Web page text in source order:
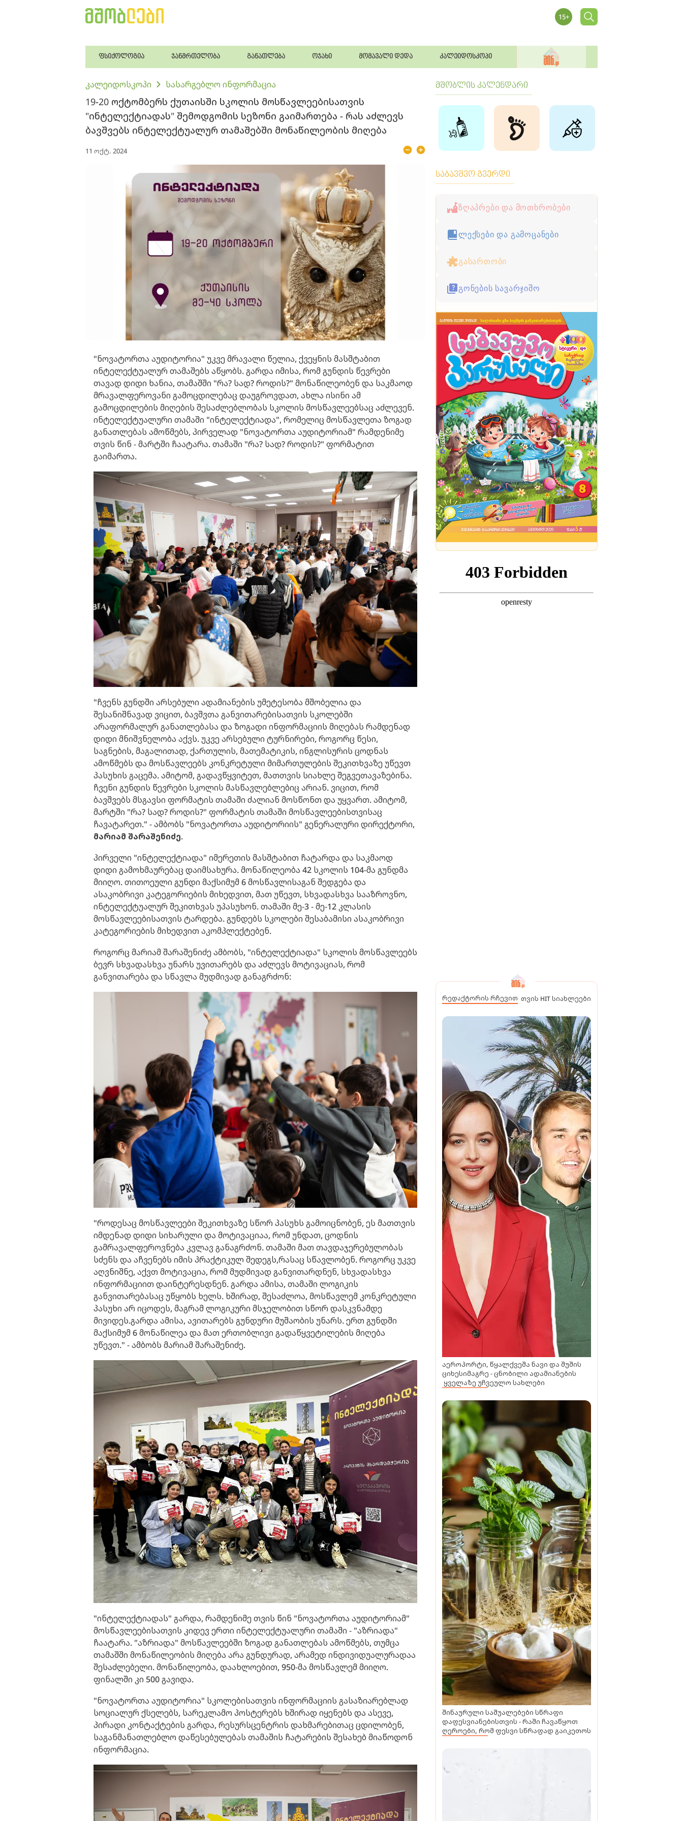
ფსიქოლოგია ჯანმრთელობა განათლება ოჯახი მომავალი დედა კალეიდოსკოპი
კალეიდოსკოპი სასარგებლო ინფორმაცია
19-20 ოქტომბერს ქუთაისში სკოლის მოსწავლეებისათვის
"ინტელექტიადას" შემოდგომის სეზონი გაიმართება - რას აძლევს
ბავშვებს ინტელექტუალურ თამაშებში მონაწილეობის მიღება
11 ოქტ. 2024
"ნოვატორთა აუდიტორია" უკვე მრავალი წელია, ქვეყნის მასშტაბით
ინტელექტუალურ თამაშებს აწყობს. გარდა იმისა, რომ გუნდის წევრები
თავად დიდი ხანია, თამაშში "რა? სად? როდის?" მონაწილეობენ და საკმაოდ
მრავალფეროვანი გამოცდილებაც დაუგროვდათ, ახლა ისინი ამ
გამოცდილების მიღების შესაძლებლობას სკოლის მოსწავლეებსაც აძლევენ.
ინტელექტუალური თამაში "ინტელექტიადა", რომელიც მოსწავლეთა ზოგად
განათლებას ამოწმებს, პირველად "ნოვატორთა აუდიტორიამ" რამდენიმე
თვის წინ - მარტში ჩაატარა. თამაში "რა? სად? როდის?" ფორმატით
გაიმართა.
"ჩვენს გუნდში არსებული ადამიანების უმეტესობა მშობელია და
შესანიშნავად ვიცით, ბავშვთა განვითარებისათვის სკოლებში
არაფორმალურ განათლებასა და ზოგადი ინფორმაციის მიღებას რამდენად
დიდი მნიშვნელობა აქვს. უკვე არსებული ტურნირები, როგორც წესი,
საგნების, მაგალითად, ქართულის, მათემატიკის, ინგლისურის ცოდნას
ამოწმებს და მოსწავლეებს კონკრეტული მიმართულების შეკითხვაზე უწევთ
პასუხის გაცემა. ამიტომ, გადავწყვიტეთ, მათთვის სიახლე შეგვეთავაზებინა.
ჩვენი გუნდის წევრები სკოლის მასწავლებლებიც არიან. ვიცით, რომ
ბავშვებს მსგავსი ფორმატის თამაში ძალიან მოსწონთ და უყვართ. ამიტომ,
მარტში "რა? სად? როდის?" ფორმატის თამაში მოსწავლეებისთვისაც
ჩავატარეთ." - ამბობს "ნოვატორთა აუდიტორიის" გენერალური დირექტორი,
მარიამ შარაშენიძე.
პირველი "ინტელექტიადა" იმერეთის მასშტაბით ჩატარდა და საკმაოდ
დიდი გამოხმაურებაც დაიმსახურა. მონაწილეობა 42 სკოლის 104-მა გუნდმა
მიიღო. თითოეული გუნდი მაქსიმუმ 6 მოსწავლისაგან შედგება და
ასაკობრივი კატეგორიების მიხედვით, მათ უწევთ, სხვადასხვა სააზროვნო,
ინტელექტუალურ შეკითხვას უპასუხონ. თამაში მე-3 - მე-12 კლასის
მოსწავლეებისათვის ტარდება. გუნდებს სკოლები შესაბამისი ასაკობრივი
კატეგორიების მიხედვით აკომპლექტებენ.
როგორც მარიამ შარაშენიძე ამბობს, "ინტელექტიადა" სკოლის მოსწავლეებს
ბევრ სხვადასხვა უნარს უვითარებს და აძლევს მოტივაციას, რომ
განვითარება და სწავლა მუდმივად განაგრძონ:
"როდესაც მოსწავლეები შეკითხვაზე სწორ პასუხს გამოიცნობენ, ეს მათთვის
იმდენად დიდი სიხარული და მოტივაციაა, რომ უნდათ, ცოდნის
გამრავალფეროვნება კვლავ განაგრძონ. თამაში მათ თავდაჯერებულობას
სძენს და აჩვენებს იმის პრაქტიკულ შედეგს,რასაც სწავლობენ. როგორც უკვე
აღვნიშნე, აქვთ მოტივაცია, რომ მუდმივად განვითარდნენ, სხვადასხვა
ინფორმაციით დაინტერესდნენ. გარდა ამისა, თამაში ლოგიკის
განვითარებასაც უწყობს ხელს. ხშირად, შესაძლოა, მოსწავლემ კონკრეტული
პასუხი არ იცოდეს, მაგრამ ლოგიკური მსჯელობით სწორ დასკვნამდე
მივიდეს.გარდა ამისა, ავითარებს გუნდური მუშაობის უნარს. ერთ გუნდში
მაქსიმუმ 6 მონაწილეა და მათ ერთობლივი გადაწყვეტილების მიღება
უწევთ." - ამბობს მარიამ შარაშენიძე.
"ინტელექტიადას" გარდა, რამდენიმე თვის წინ "ნოვატორთა აუდიტორიამ"
მოსწავლეებისათვის კიდევ ერთი ინტელექტუალური თამაში - "აზრიადა"
ჩაატარა. "აზრიადა" მოსწავლეებში ზოგად განათლებას ამოწმებს, თუმცა
თამაშში მონაწილეობის მიღება არა გუნდურად, არამედ ინდივიდუალურადაა
შესაძლებელი. მონაწილეობა, დაახლოებით, 950-მა მოსწავლემ მიიღო.
ფინალში კი 500 გავიდა.
"ნოვატორთა აუდიტორია" სკოლებისათვის ინფორმაციის გასაზიარებლად
სოციალურ ქსელებს, სარეკლამო პოსტერებს ხშირად იყენებს და ასევე,
პირადი კონტაქტების გარდა, რესურსცენტრის დახმარებითაც ცდილობენ,
საგანმანათლებლო დაწესებულებას თამაშის ჩატარების შესახებ მიაწოდონ
ინფორმაცია.
მშობლის კალენდარი
საბავშვო გვერდი
ზღაპრები და მოთხრობები
ლექსები და გამოცანები
გასართობი
გონების სავარჯიშო
რედაქტორის რჩევით თვის HIT სიახლეები
აეროპორტი, წყალქვეშა ნავი და შუშის
ციხესიმაგრე - ცნობილი ადამიანების
ყველაზე უჩვეულო სახლები
შინაურული საშუალებები სწრაფი
დაფესვიანებისთვის - რაში ჩავაწყოთ
ღეროები, რომ ფესვი სწრაფად გაიკეთოს